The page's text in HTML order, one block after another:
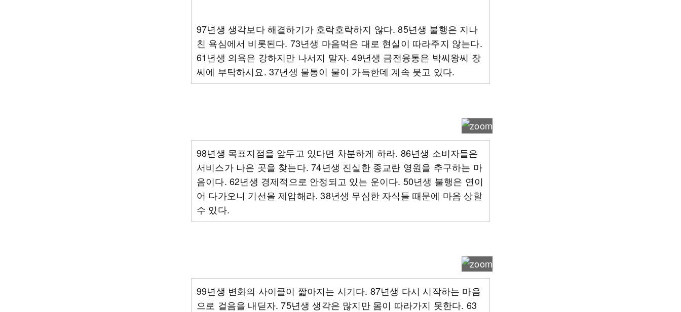
97년생 생각보다 해결하기가 호락호락하지 않다. 85년생 불행은 지나
친 욕심에서 비롯된다. 73년생 마음먹은 대로 현실이 따라주지 않는다.
61년생 의욕은 강하지만 나서지 말자. 49년생 금전융통은 박씨왕씨 장
씨에 부탁하시요. 37년생 물통이 물이 가득한데 계속 붓고 있다.
98년생 목표지점을 앞두고 있다면 차분하게 하라. 86년생 소비자들은
서비스가 나은 곳을 찾는다. 74년생 진실한 종교란 영원을 추구하는 마
음이다. 62년생 경제적으로 안정되고 있는 운이다. 50년생 불행은 연이
어 다가오니 기선을 제압해라. 38년생 무심한 자식들 때문에 마음 상할
수 있다.
99년생 변화의 사이클이 짧아지는 시기다. 87년생 다시 시작하는 마음
으로 걸음을 내딛자. 75년생 생각은 많지만 몸이 따라가지 못한다. 63